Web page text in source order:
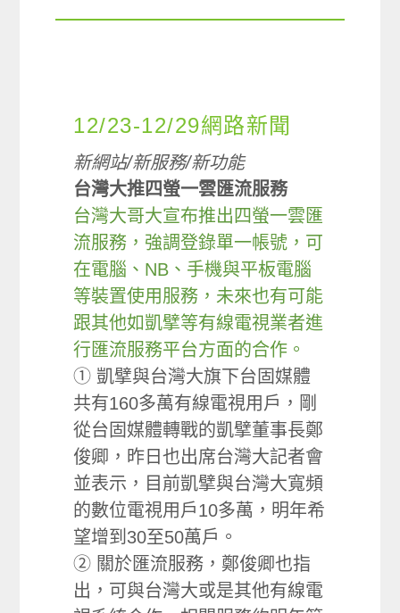
12/23-12/29網路新聞
新網站/新服務/新功能
台灣大推四螢一雲匯流服務
台灣大哥大宣布推出四螢一雲匯
流服務，強調登錄單一帳號，可
在電腦、NB、手機與平板電腦
等裝置使用服務，未來也有可能
跟其他如凱擘等有線電視業者進
行匯流服務平台方面的合作。
① 凱擘與台灣大旗下台固媒體
共有160多萬有線電視用戶，剛
從台固媒體轉戰的凱擘董事長鄭
俊卿，昨日也出席台灣大記者會
並表示，目前凱擘與台灣大寬頻
的數位電視用戶10多萬，明年希
望增到30至50萬戶。
② 關於匯流服務，鄭俊卿也指
出，可與台灣大或是其他有線電